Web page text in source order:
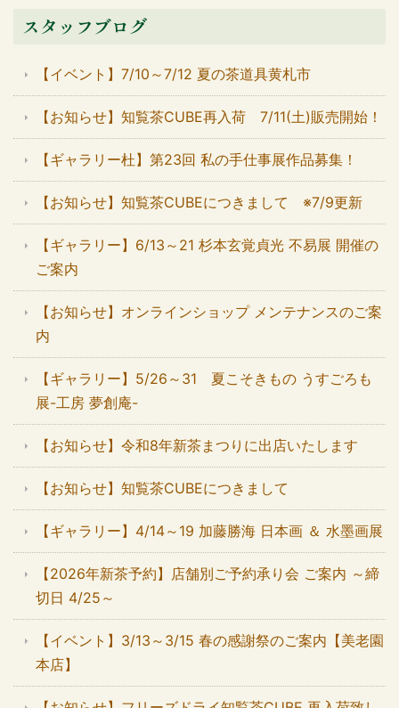
スタッフブログ
【イベント】7/10～7/12 夏の茶道具黄札市
【お知らせ】知覧茶CUBE再入荷 7/11(土)販売開始！
【ギャラリー杜】第23回 私の手仕事展作品募集！
【お知らせ】知覧茶CUBEにつきまして ※7/9更新
【ギャラリー】6/13～21 杉本玄覚貞光 不易展 開催の
ご案内
【お知らせ】オンラインショップ メンテナンスのご案
内
【ギャラリー】5/26～31 夏こそきもの うすごろも
展-工房 夢創庵-
【お知らせ】令和8年新茶まつりに出店いたします
【お知らせ】知覧茶CUBEにつきまして
【ギャラリー】4/14～19 加藤勝海 日本画 ＆ 水墨画展
【2026年新茶予約】店舗別ご予約承り会 ご案内 ～締
切日 4/25～
【イベント】3/13～3/15 春の感謝祭のご案内【美老園
本店】